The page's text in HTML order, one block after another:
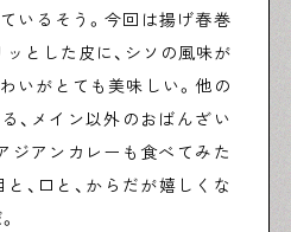
いるそう。今回は揚げ春巻
ッとした皮に、シソの風味が
いがとても美味しい。他の
、メイン以外のおばんざい
ジアンカレーも食べてみた
と、口と、からだが嬉しくな